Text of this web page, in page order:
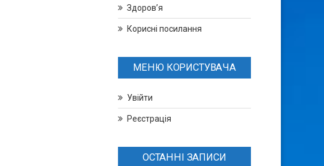
Здоров’я
Корисні посилання
МЕНЮ КОРИСТУВАЧА
Увійти
Реєстрація
ОСТАННІ ЗАПИСИ